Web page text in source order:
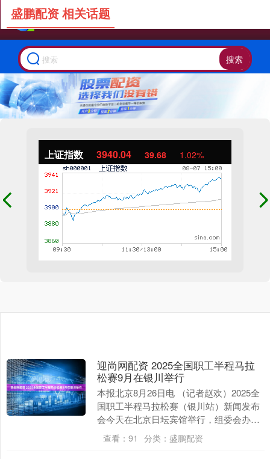
搜索
上证指数 3940.04 39.68 1.02%
盛鹏配资 相关话题
迎尚网配资 2025全国职工半程马拉
松赛9月在银川举行
本报北京8月26日电 （记者赵欢）2025全
国职工半程马拉松赛（银川站）新闻发布
会今天在北京日坛宾馆举行，组委会办公
室介绍了银川半程马拉松站的赛事总体情
况。 据....
查看： 91 分类： 盛鹏配资